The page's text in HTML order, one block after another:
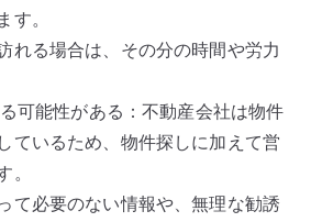
す。
れる場合は、その分の時間や労力
可能性がある：不動産会社は物件
ているため、物件探しに加えて営
。
て必要のない情報や、無理な勧誘